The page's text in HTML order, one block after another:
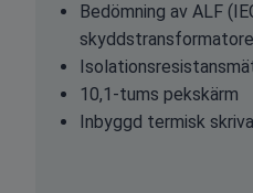
Bedömning av ALF
10,1-tums pekskärm
Inbyggd termisk